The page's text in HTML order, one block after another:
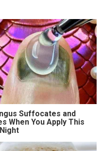
Suffocates and
When You Apply This